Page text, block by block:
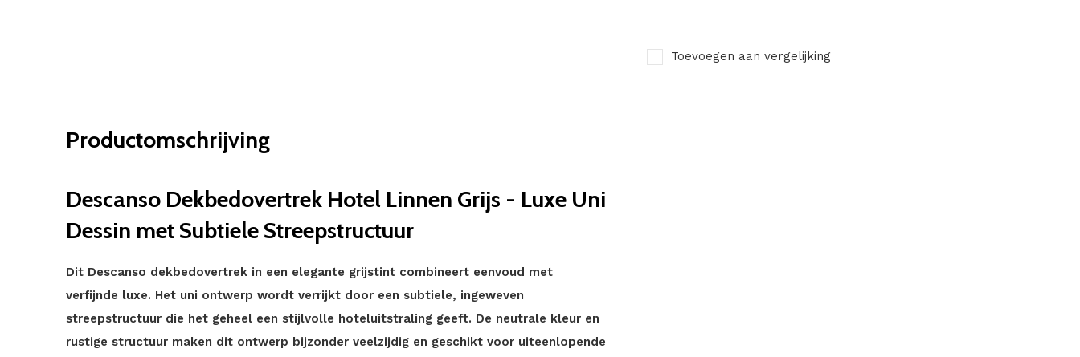
Toevoegen aan vergelijking
Productomschrijving
Descanso Dekbedovertrek Hotel Linnen Grijs - Luxe Uni
Dessin met Subtiele Streepstructuur
Dit Descanso dekbedovertrek in een elegante grijstint combineert eenvoud met
verfijnde luxe. Het uni ontwerp wordt verrijkt door een subtiele, ingeweven
streepstructuur die het geheel een stijlvolle hoteluitstraling geeft. De neutrale kleur en
rustige structuur maken dit ontwerp bijzonder veelzijdig en geschikt voor uiteenlopende